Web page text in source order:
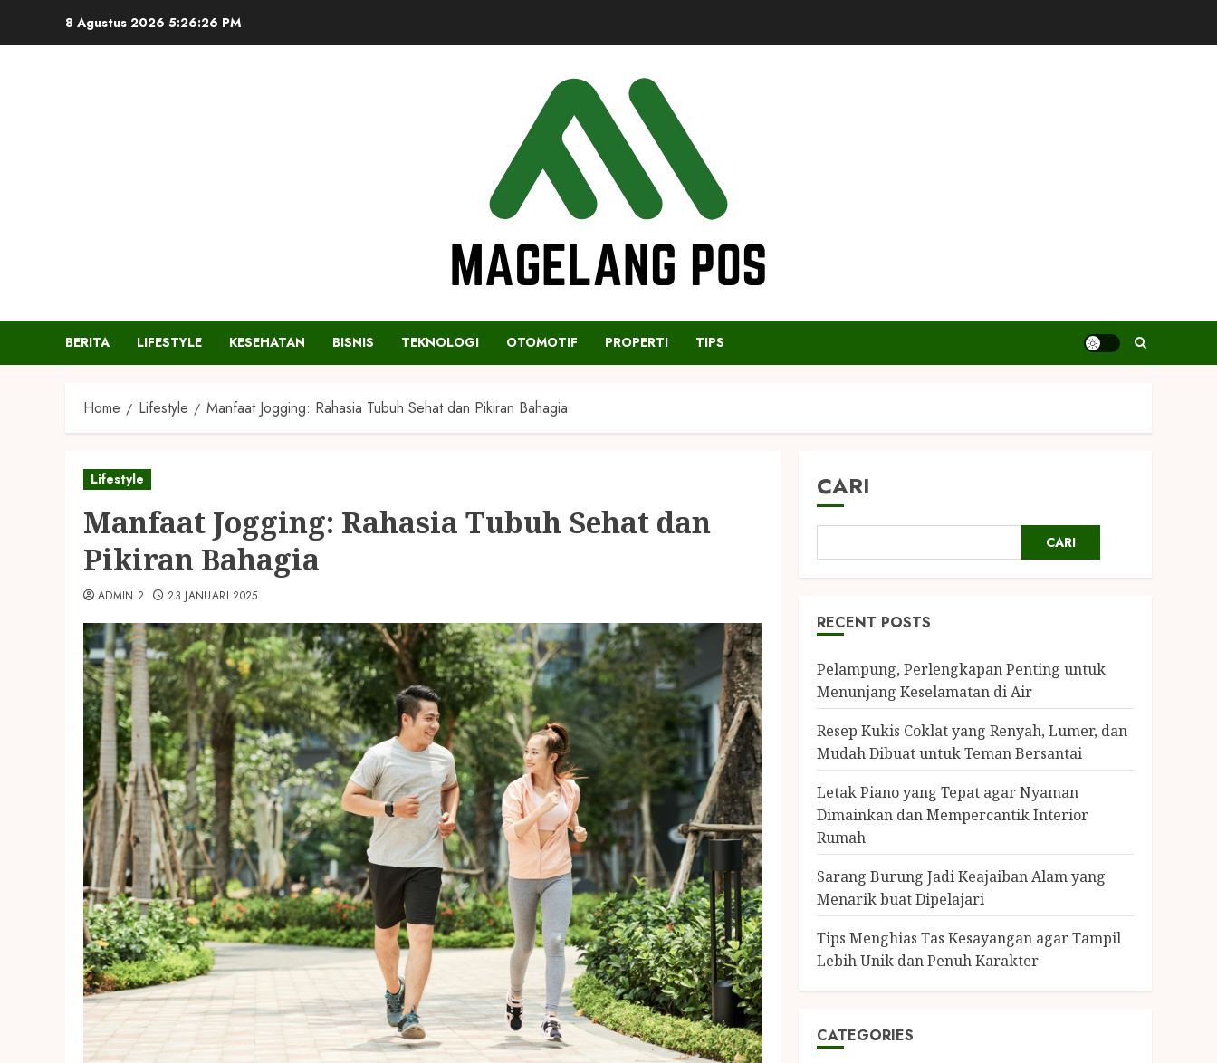
8 Agustus 2026 5:26:27 PM
BERITA LIFESTYLE KESEHATAN BISNIS TEKNOLOGI OTOMOTIF PROPERTI TIPS
Home Lifestyle Manfaat Jogging: Rahasia Tubuh Sehat dan Pikiran Bahagia
Lifestyle
Manfaat Jogging: Rahasia Tubuh Sehat dan
Pikiran Bahagia
ADMIN 2 23 JANUARI 2025
CARI
CARI
RECENT POSTS
Pelampung, Perlengkapan Penting untuk
Menunjang Keselamatan di Air
Resep Kukis Coklat yang Renyah, Lumer, dan
Mudah Dibuat untuk Teman Bersantai
Letak Piano yang Tepat agar Nyaman
Dimainkan dan Mempercantik Interior
Rumah
Sarang Burung Jadi Keajaiban Alam yang
Menarik buat Dipelajari
Tips Menghias Tas Kesayangan agar Tampil
Lebih Unik dan Penuh Karakter
CATEGORIES